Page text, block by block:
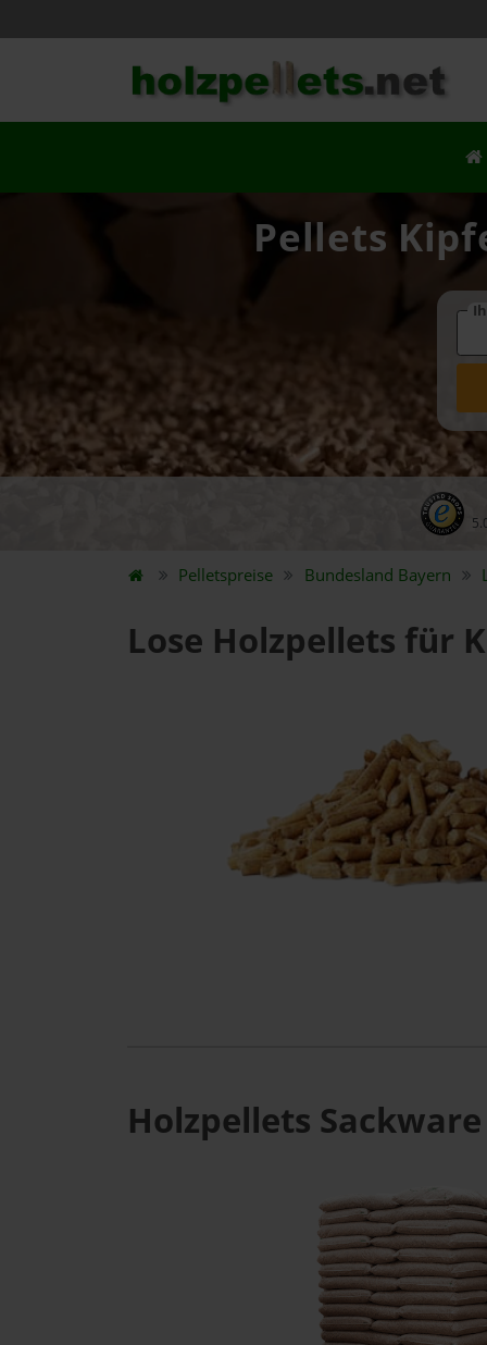
Pellets
Pelletspreise Bundesland Bayern
Lose Holzpellets für
Holzpellets